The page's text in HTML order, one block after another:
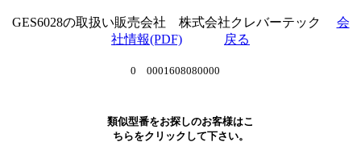
GES6028の取扱い販売会社 株式会社クレバーテック 会
社情報(PDF)
戻る
0 0001608080000
類似型番をお探しのお客様はこ
ちらをクリックして下さい。